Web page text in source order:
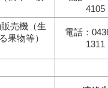
4105
売機（生
果物等）
電話：
1311